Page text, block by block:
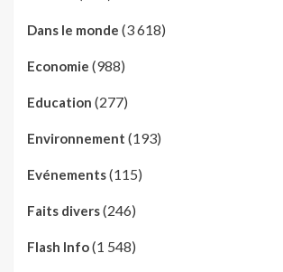
Dans le monde (3 618)
Economie (988)
Education (277)
Environnement (193)
Evénements(115)
Faits divers(246)
Flash Info(1 548)